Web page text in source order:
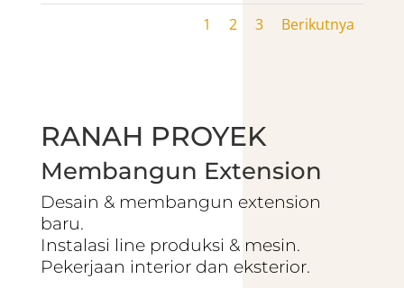
1 2 3 Berikutnya
RANAH PROYEK
Membangun Extension
Desain & membangun extension
baru.
Instalasi line produksi & mesin.
Pekerjaan interior dan eksterior.